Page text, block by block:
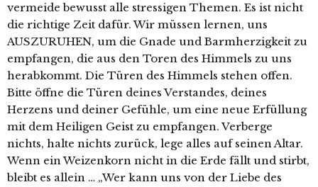
vermeide bewusst alle stressigen Themen. Es ist nicht
die richtige Zeit dafür. Wir müssen lernen, uns
AUSZURUHEN, um die Gnade und Barmherzigkeit zu
empfangen, die aus den Toren des Himmels zu uns
herabkommt. Die Türen des Himmels stehen offen.
Bitte öffne die Türen deines Verstandes, deines
Herzens und deiner Gefühle, um eine neue Erfüllung
mit dem Heiligen Geist zu empfangen. Verberge
nichts, halte nichts zurück, lege alles auf seinen Altar.
Wenn ein Weizenkorn nicht in die Erde fällt und stirbt,
bleibt es allein … „Wer kann uns von der Liebe des